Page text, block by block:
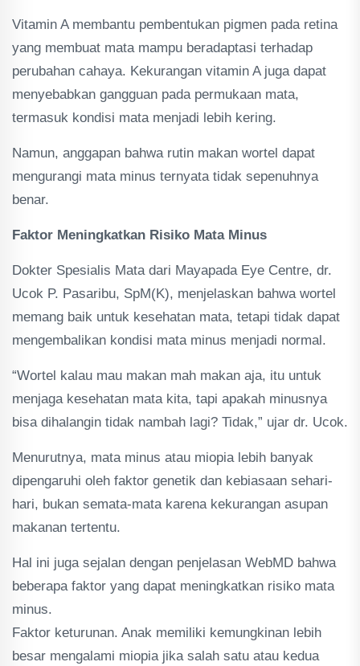
Vitamin A membantu pembentukan pigmen pada retina
yang membuat mata mampu beradaptasi terhadap
perubahan cahaya. Kekurangan vitamin A juga dapat
menyebabkan gangguan pada permukaan mata,
termasuk kondisi mata menjadi lebih kering.
Namun, anggapan bahwa rutin makan wortel dapat
mengurangi mata minus ternyata tidak sepenuhnya
benar.
Faktor Meningkatkan Risiko Mata Minus
Dokter Spesialis Mata dari Mayapada Eye Centre, dr.
Ucok P. Pasaribu, SpM(K), menjelaskan bahwa wortel
memang baik untuk kesehatan mata, tetapi tidak dapat
mengembalikan kondisi mata minus menjadi normal.
“Wortel kalau mau makan mah makan aja, itu untuk
menjaga kesehatan mata kita, tapi apakah minusnya
bisa dihalangin tidak nambah lagi? Tidak,” ujar dr. Ucok.
Menurutnya, mata minus atau miopia lebih banyak
dipengaruhi oleh faktor genetik dan kebiasaan sehari-
hari, bukan semata-mata karena kekurangan asupan
makanan tertentu.
Hal ini juga sejalan dengan penjelasan WebMD bahwa
beberapa faktor yang dapat meningkatkan risiko mata
minus.
Faktor keturunan. Anak memiliki kemungkinan lebih
besar mengalami miopia jika salah satu atau kedua